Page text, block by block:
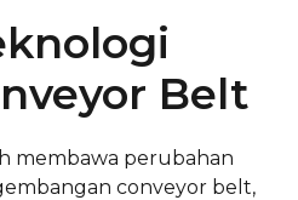
Belt
membawa perubahan
conveyor belt,